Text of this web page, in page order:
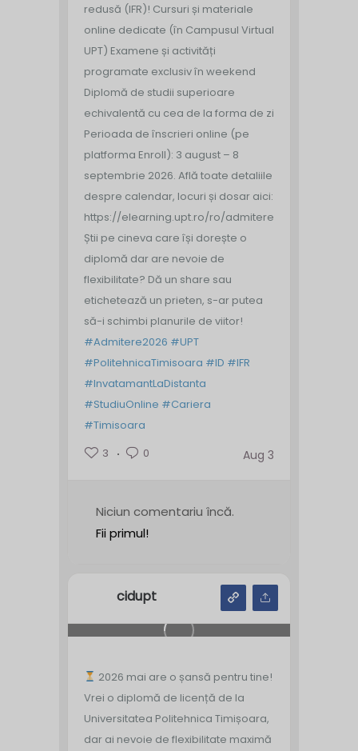
redusă (IFR)! Cursuri și materiale
online dedicate (în Campusul Virtual
UPT) Examene și activități
programate exclusiv în weekend
Diplomă de studii superioare
echivalentă cu cea de la forma de zi
Perioada de înscrieri online (pe
platforma Enroll): 3 august – 8
septembrie 2026. Află toate detaliile
despre calendar, locuri și dosar aici:
https://elearning.upt.ro/ro/admitere/
Știi pe cineva care își dorește o
diplomă dar are nevoie de
flexibilitate? Dă un share sau
etichetează un prieten, s-ar putea
să-i schimbi planurile de viitor!
#Admitere2026 #UPT
#PolitehnicaTimisoara #ID #IFR
#InvatamantLaDistanta
#StudiuOnline #Cariera
#Timisoara
3
0 Aug 3
Niciun comentariu încă.
Fii primul!
cidupt
2026 mai are o șansă pentru tine!
Vrei o diplomă de licență de la
Universitatea Politehnica Timișoara,
dar ai nevoie de flexibilitate maximă